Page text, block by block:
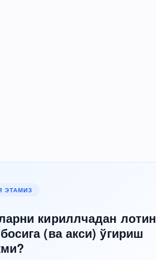
ЭТАМИЗ
кириллчадан лотин
(ва акси) ўгириш